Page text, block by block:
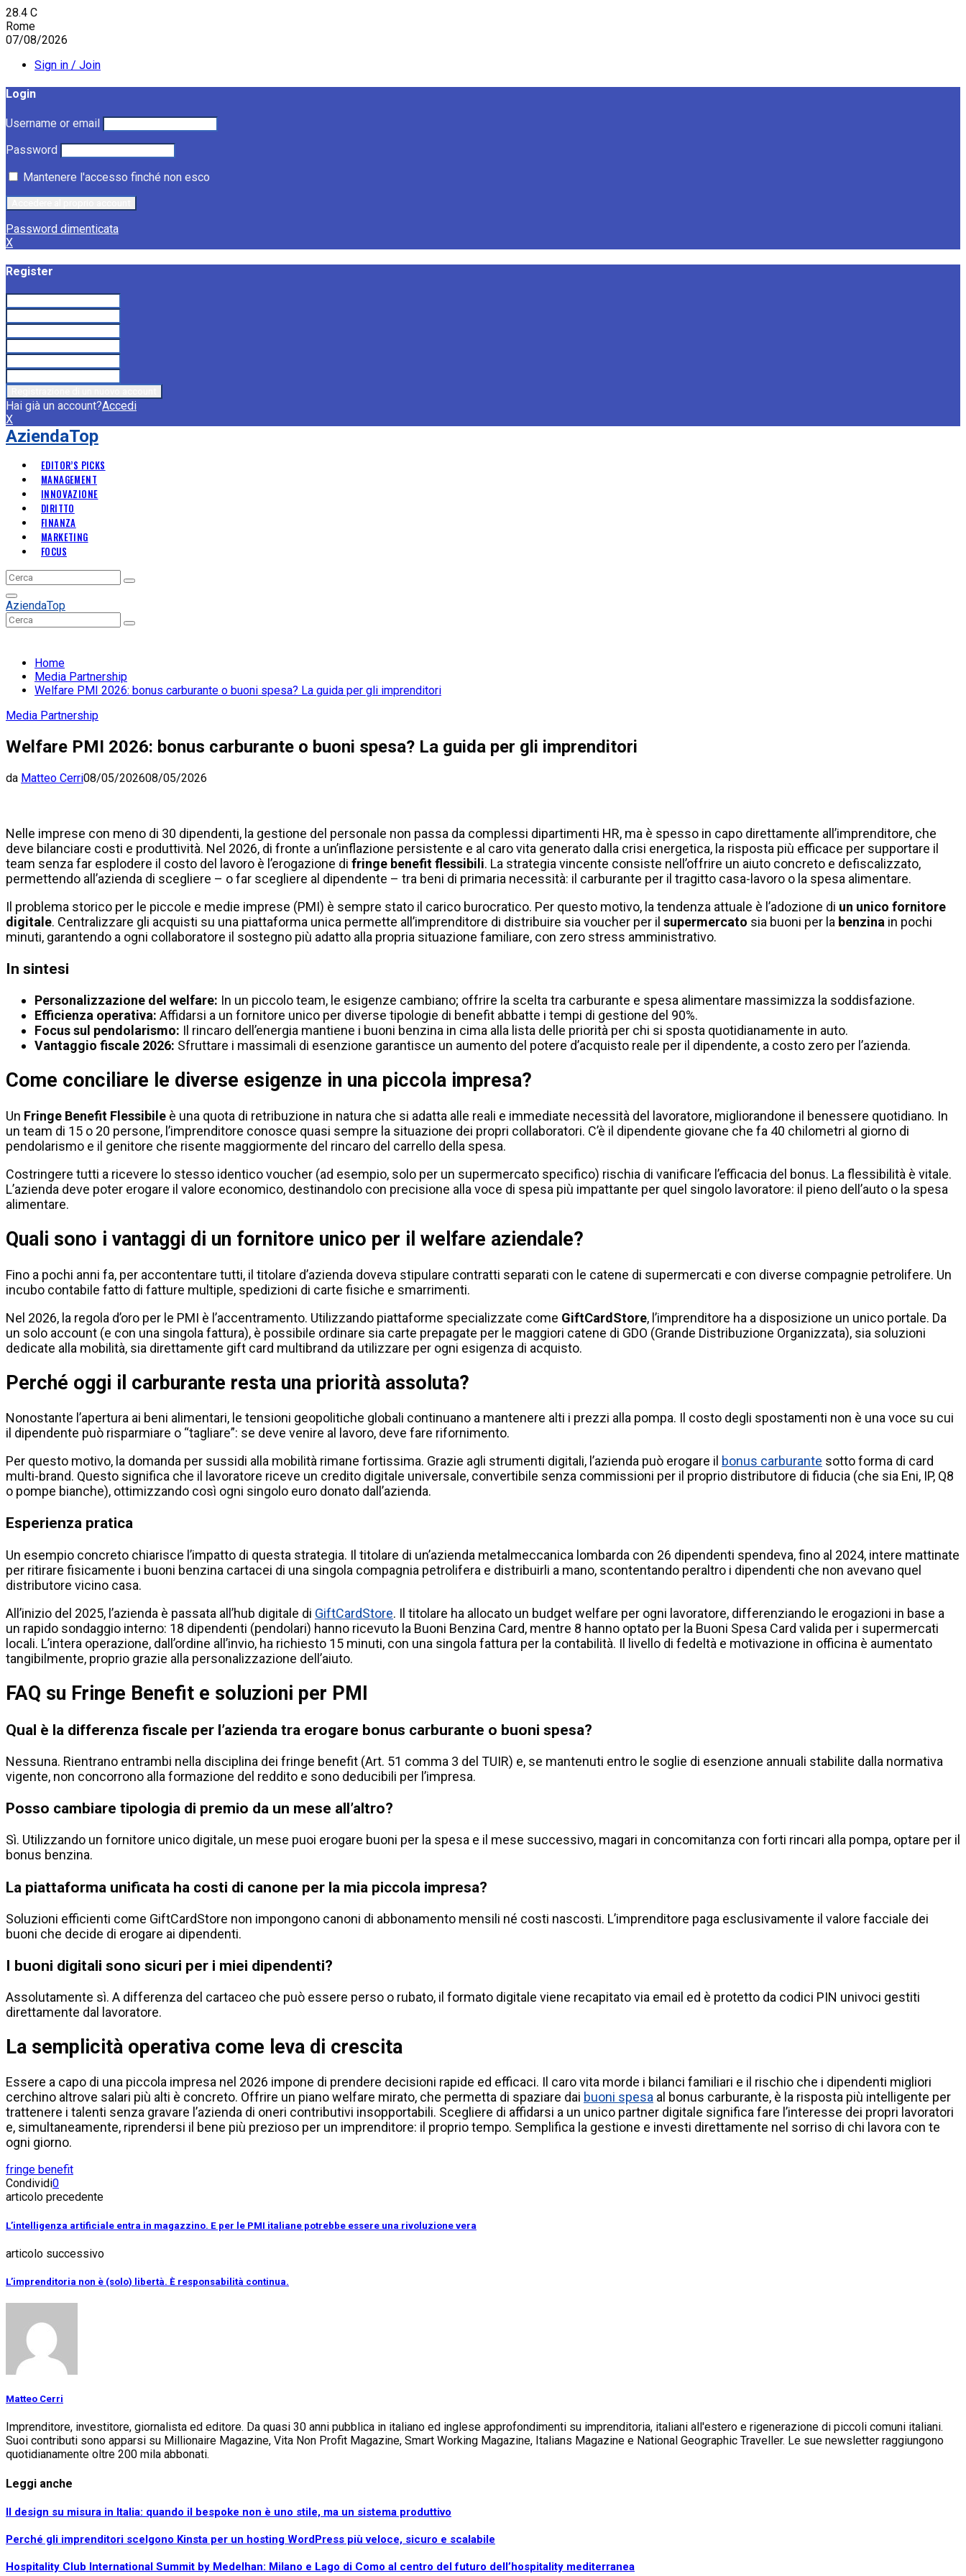
28.4 C
Rome
07/08/2026
Sign in / Join
Login
Username or email
Password
Mantenere l'accesso finché non esco
Password dimenticata
X
Register
Hai già un account?Accedi
X
AziendaTop
EDITOR’S PICKS
MANAGEMENT
INNOVAZIONE
DIRITTO
FINANZA
MARKETING
FOCUS
Search
for:
Search
Primary
Menu
AziendaTop
Search
for:
Search
Home
Media Partnership
Welfare PMI 2026: bonus carburante o buoni spesa? La guida per gli imprenditori
Media Partnership
Welfare PMI 2026: bonus carburante o buoni spesa? La guida per gli imprenditori
da Matteo Cerri08/05/202608/05/2026
Nelle imprese con meno di 30 dipendenti, la gestione del personale non passa da complessi dipartimenti HR, ma è spesso in capo direttamente all’imprenditore, che
deve bilanciare costi e produttività. Nel 2026, di fronte a un’inflazione persistente e al caro vita generato dalla crisi energetica, la risposta più efficace per supportare il
team senza far esplodere il costo del lavoro è l’erogazione di fringe benefit flessibili. La strategia vincente consiste nell’offrire un aiuto concreto e defiscalizzato,
permettendo all’azienda di scegliere – o far scegliere al dipendente – tra beni di primaria necessità: il carburante per il tragitto casa-lavoro o la spesa alimentare.
Il problema storico per le piccole e medie imprese (PMI) è sempre stato il carico burocratico. Per questo motivo, la tendenza attuale è l’adozione di un unico fornitore
digitale. Centralizzare gli acquisti su una piattaforma unica permette all’imprenditore di distribuire sia voucher per il supermercato sia buoni per la benzina in pochi
minuti, garantendo a ogni collaboratore il sostegno più adatto alla propria situazione familiare, con zero stress amministrativo.
In sintesi
Personalizzazione del welfare: In un piccolo team, le esigenze cambiano; offrire la scelta tra carburante e spesa alimentare massimizza la soddisfazione.
Efficienza operativa: Affidarsi a un fornitore unico per diverse tipologie di benefit abbatte i tempi di gestione del 90%.
Focus sul pendolarismo: Il rincaro dell’energia mantiene i buoni benzina in cima alla lista delle priorità per chi si sposta quotidianamente in auto.
Vantaggio fiscale 2026: Sfruttare i massimali di esenzione garantisce un aumento del potere d’acquisto reale per il dipendente, a costo zero per l’azienda.
Come conciliare le diverse esigenze in una piccola impresa?
Un Fringe Benefit Flessibile è una quota di retribuzione in natura che si adatta alle reali e immediate necessità del lavoratore, migliorandone il benessere quotidiano. In
un team di 15 o 20 persone, l’imprenditore conosce quasi sempre la situazione dei propri collaboratori. C’è il dipendente giovane che fa 40 chilometri al giorno di
pendolarismo e il genitore che risente maggiormente del rincaro del carrello della spesa.
Costringere tutti a ricevere lo stesso identico voucher (ad esempio, solo per un supermercato specifico) rischia di vanificare l’efficacia del bonus. La flessibilità è vitale.
L’azienda deve poter erogare il valore economico, destinandolo con precisione alla voce di spesa più impattante per quel singolo lavoratore: il pieno dell’auto o la spesa
alimentare.
Quali sono i vantaggi di un fornitore unico per il welfare aziendale?
Fino a pochi anni fa, per accontentare tutti, il titolare d’azienda doveva stipulare contratti separati con le catene di supermercati e con diverse compagnie petrolifere. Un
incubo contabile fatto di fatture multiple, spedizioni di carte fisiche e smarrimenti.
Nel 2026, la regola d’oro per le PMI è l’accentramento. Utilizzando piattaforme specializzate come GiftCardStore, l’imprenditore ha a disposizione un unico portale. Da
un solo account (e con una singola fattura), è possibile ordinare sia carte prepagate per le maggiori catene di GDO (Grande Distribuzione Organizzata), sia soluzioni
dedicate alla mobilità, sia direttamente gift card multibrand da utilizzare per ogni esigenza di acquisto.
Perché oggi il carburante resta una priorità assoluta?
Nonostante l’apertura ai beni alimentari, le tensioni geopolitiche globali continuano a mantenere alti i prezzi alla pompa. Il costo degli spostamenti non è una voce su cui
il dipendente può risparmiare o “tagliare”: se deve venire al lavoro, deve fare rifornimento.
Per questo motivo, la domanda per sussidi alla mobilità rimane fortissima. Grazie agli strumenti digitali, l’azienda può erogare il bonus carburante sotto forma di card
multi-brand. Questo significa che il lavoratore riceve un credito digitale universale, convertibile senza commissioni per il proprio distributore di fiducia (che sia Eni, IP, Q8
o pompe bianche), ottimizzando così ogni singolo euro donato dall’azienda.
Esperienza pratica
Un esempio concreto chiarisce l’impatto di questa strategia. Il titolare di un’azienda metalmeccanica lombarda con 26 dipendenti spendeva, fino al 2024, intere mattinate
per ritirare fisicamente i buoni benzina cartacei di una singola compagnia petrolifera e distribuirli a mano, scontentando peraltro i dipendenti che non avevano quel
distributore vicino casa.
All’inizio del 2025, l’azienda è passata all’hub digitale di GiftCardStore. Il titolare ha allocato un budget welfare per ogni lavoratore, differenziando le erogazioni in base a
un rapido sondaggio interno: 18 dipendenti (pendolari) hanno ricevuto la Buoni Benzina Card, mentre 8 hanno optato per la Buoni Spesa Card valida per i supermercati
locali. L’intera operazione, dall’ordine all’invio, ha richiesto 15 minuti, con una singola fattura per la contabilità. Il livello di fedeltà e motivazione in officina è aumentato
tangibilmente, proprio grazie alla personalizzazione dell’aiuto.
FAQ su Fringe Benefit e soluzioni per PMI
Qual è la differenza fiscale per l’azienda tra erogare bonus carburante o buoni spesa?
Nessuna. Rientrano entrambi nella disciplina dei fringe benefit (Art. 51 comma 3 del TUIR) e, se mantenuti entro le soglie di esenzione annuali stabilite dalla normativa
vigente, non concorrono alla formazione del reddito e sono deducibili per l’impresa.
Posso cambiare tipologia di premio da un mese all’altro?
Sì. Utilizzando un fornitore unico digitale, un mese puoi erogare buoni per la spesa e il mese successivo, magari in concomitanza con forti rincari alla pompa, optare per il
bonus benzina.
La piattaforma unificata ha costi di canone per la mia piccola impresa?
Soluzioni efficienti come GiftCardStore non impongono canoni di abbonamento mensili né costi nascosti. L’imprenditore paga esclusivamente il valore facciale dei
buoni che decide di erogare ai dipendenti.
I buoni digitali sono sicuri per i miei dipendenti?
Assolutamente sì. A differenza del cartaceo che può essere perso o rubato, il formato digitale viene recapitato via email ed è protetto da codici PIN univoci gestiti
direttamente dal lavoratore.
La semplicità operativa come leva di crescita
Essere a capo di una piccola impresa nel 2026 impone di prendere decisioni rapide ed efficaci. Il caro vita morde i bilanci familiari e il rischio che i dipendenti migliori
cerchino altrove salari più alti è concreto. Offrire un piano welfare mirato, che permetta di spaziare dai buoni spesa al bonus carburante, è la risposta più intelligente per
trattenere i talenti senza gravare l’azienda di oneri contributivi insopportabili. Scegliere di affidarsi a un unico partner digitale significa fare l’interesse dei propri lavoratori
e, simultaneamente, riprendersi il bene più prezioso per un imprenditore: il proprio tempo. Semplifica la gestione e investi direttamente nel sorriso di chi lavora con te
ogni giorno.
fringe benefit
Condividi0
articolo precedente
L’intelligenza artificiale entra in magazzino. E per le PMI italiane potrebbe essere una rivoluzione vera
articolo successivo
L’imprenditoria non è (solo) libertà. È responsabilità continua.
Matteo Cerri
Imprenditore, investitore, giornalista ed editore. Da quasi 30 anni pubblica in italiano ed inglese approfondimenti su imprenditoria, italiani all'estero e rigenerazione di piccoli comuni italiani.
Suoi contributi sono apparsi su Millionaire Magazine, Vita Non Profit Magazine, Smart Working Magazine, Italians Magazine e National Geographic Traveller. Le sue newsletter raggiungono
quotidianamente oltre 200 mila abbonati.
Leggi anche
Il design su misura in Italia: quando il bespoke non è uno stile, ma un sistema produttivo
Perché gli imprenditori scelgono Kinsta per un hosting WordPress più veloce, sicuro e scalabile
Hospitality Club International Summit by Medelhan: Milano e Lago di Como al centro del futuro dell’hospitality mediterranea